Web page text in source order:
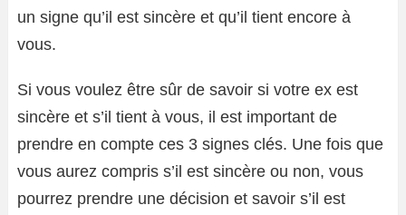
un signe qu’il est sincère et qu’il tient encore à
vous.
Si vous voulez être sûr de savoir si votre ex est
sincère et s’il tient à vous, il est important de
prendre en compte ces 3 signes clés. Une fois que
vous aurez compris s’il est sincère ou non, vous
pourrez prendre une décision et savoir s’il est